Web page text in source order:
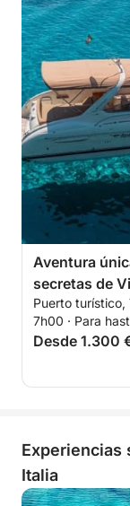
Aventura
secretas de
Puerto turístico,
7h00 · Para
Desde 1.300
Experiencias
Italia